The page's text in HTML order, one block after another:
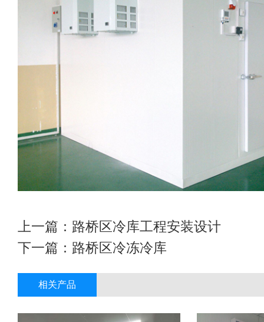
上一篇： 路桥区冷库工程安装设计
下一篇： 路桥区冷冻冷库
相关产品